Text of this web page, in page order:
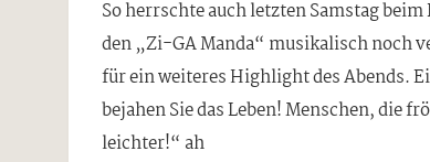
So herrschte auch letzten Samstag
den „Zi-GA Manda“ musikalisch noch
für ein weiteres Highlight des Abends.
bejahen Sie das Leben! Menschen, die
leichter!“ ah